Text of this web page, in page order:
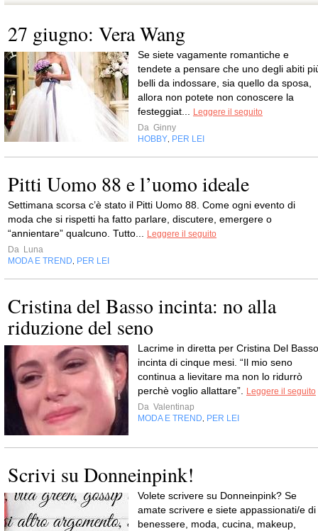
27 giugno: Vera Wang
Se siete vagamente romantiche e
tendete a pensare che uno degli abiti
belli da indossare, sia quello da sposa,
allora non potete non conoscere la
festeggiat...
Leggere il seguito
Da Ginny
HOBBY PER LEI
Pitti Uomo 88 e l’uomo ideale
Settimana scorsa c’è stato il Pitti Uomo 88. Come ogni evento di
moda che si rispetti ha fatto parlare, discutere, emergere o
“annientare” qualcuno. Tutto...
Leggere il seguito
Da Luna
MODA E TREND
PER LEI
Cristina del Basso incinta: no alla
riduzione del seno
Lacrime in diretta per Cristina Del
incinta di cinque mesi. “Il mio seno
continua a lievitare ma non lo ridurrò
perchè voglio allattare”.
Leggere il seguito
Da Valentinap
MODA E TREND
PER LEI
Scrivi su Donneinpink!
Volete scrivere su Donneinpink? Se
amate scrivere e siete appassionati/e di
benessere, moda, cucina, makeup,